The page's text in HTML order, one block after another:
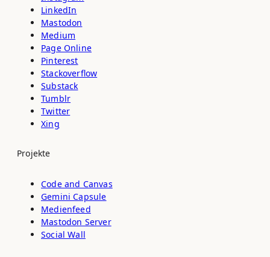
LinkedIn
Mastodon
Medium
Page Online
Pinterest
Stackoverflow
Substack
Tumblr
Twitter
Xing
Projekte
Code and Canvas
Gemini Capsule
Medienfeed
Mastodon Server
Social Wall